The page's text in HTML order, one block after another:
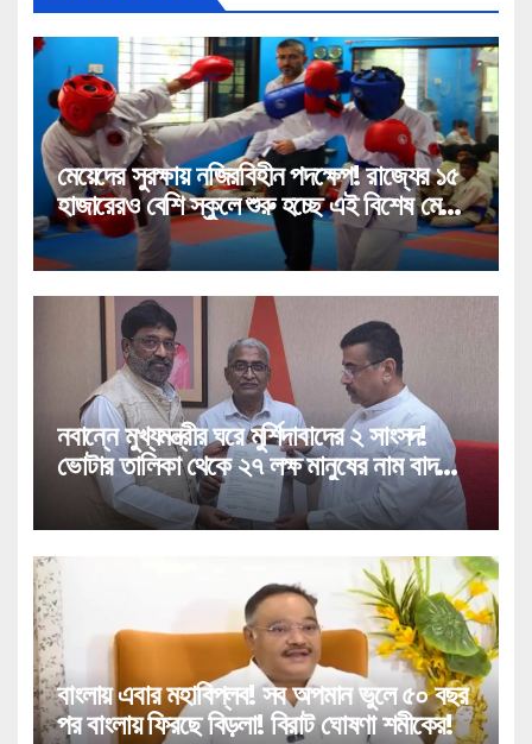
মেয়েদের সুরক্ষায় নজিরবিহীন পদক্ষেপ! রাজ্যের ১৫
হাজারেরও বেশি স্কুলে শুরু হচ্ছে এই বিশেষ মেগা
প্রশিক্ষণ!
নবান্নে মুখ্যমন্ত্রীর ঘরে মুর্শিদাবাদের ২ সাংসদ!
ভোটার তালিকা থেকে ২৭ লক্ষ মানুষের নাম বাদ
পড়া নিয়ে বিরাট পদক্ষেপ!
বাংলায় এবার মহাবিপ্লব! সব অপমান ভুলে ৫০ বছর
পর বাংলায় ফিরছে বিড়লা! বিরাট ঘোষণা শমীকের!